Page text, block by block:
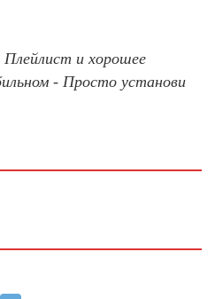
и хорошее
- Просто установи